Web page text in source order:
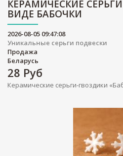
КЕРАМИЧЕСКИЕ
ВИДЕ БАБОЧКИ
2026-08-05 09:47:08
Уникальные серьги подвески
Продажа
Беларусь
28 Руб
Керамические серьги-гвоздики